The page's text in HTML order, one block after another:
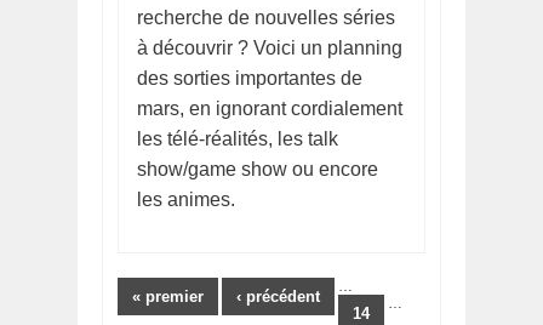
recherche de nouvelles séries
à découvrir ? Voici un planning
des sorties importantes de
mars, en ignorant cordialement
les télé-réalités, les talk
show/game show ou encore
les animes.
« premier ‹ précédent
…
14
…